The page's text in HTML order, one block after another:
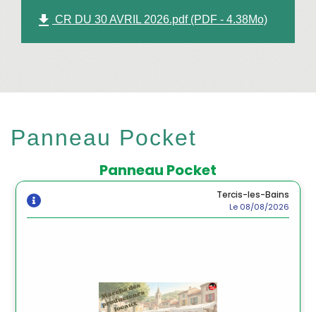
file_download CR DU 30 AVRIL 2026.pdf (PDF - 4.38Mo)
Panneau Pocket